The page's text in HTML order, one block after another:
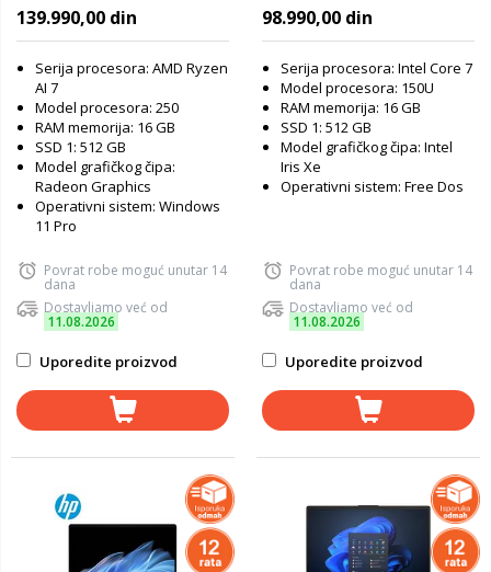
Windows 11 Pro
139.990,00 din
Serija procesora: AMD Ryzen
AI 7
Model procesora: 250
RAM memorija: 16 GB
SSD 1: 512 GB
Model grafičkog čipa:
Radeon Graphics
Operativni sistem: Windows
11 Pro
Povrat robe moguć unutar 14
dana
Dostavljamo već od
11.08.2026
Uporedite proizvod
SSD, DOS
98.990,00 din
Serija procesora: Intel Core 7
Model procesora: 150U
RAM memorija: 16 GB
SSD 1: 512 GB
Model grafičkog čipa: Intel
Iris Xe
Operativni sistem: Free Dos
Povrat robe moguć unutar 14
dana
Dostavljamo već od
11.08.2026
Uporedite proizvod